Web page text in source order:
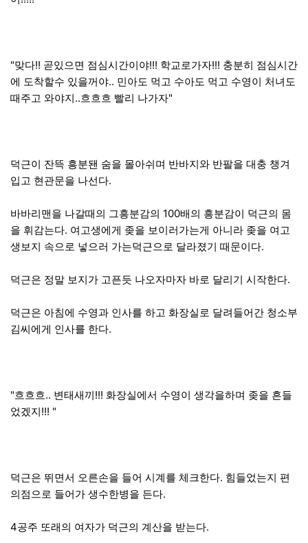
"맞다!! 곧있으면 점심시간이야!!! 학교로가자!!! 충분히 점심시간
에 도착할수 있을꺼야.. 민아도 먹고 수아도 먹고 수영이 처녀도
때주고 와야지..흐흐흐 빨리 나가자"
덕근이 잔뜩 흥분됀 숨을 몰아쉬며 반바지와 반팔을 대충 챙겨
입고 현관문을 나선다.
바바리맨을 나갈때의 그흥분감의 100배의 흥분감이 덕근의 몸
을 휘감는다. 여고생에게 좆을 보이러가는게 아니라 좆을 여고
생보지 속으로 넣으러 가는덕근으로 달라졌기 때문이다.
덕근은 정말 보지가 고픈듯 나오자마자 바로 달리기 시작한다.
덕근은 아침에 수영과 인사를 하고 화장실로 달려들어간 청소부
김씨에게 인사를 한다.
"흐흐흐.. 변태새끼!!! 화장실에서 수영이 생각을하며 좆을 흔들
었겠지!!! "
덕근은 뛰면서 오른손을 들어 시계를 체크한다. 힘들었는지 편
의점으로 들어가 생수한병을 든다.
4공주 또래의 여자가 덕근의 계산을 받는다.